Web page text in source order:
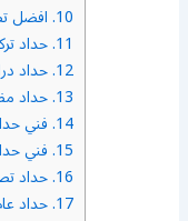
10. افضل
11. حداد
12. حداد
13. حداد
14. فني
15. فني
16. حداد
17. حداد